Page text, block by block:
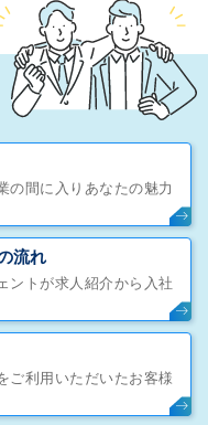
の間に入りあなたの魅力
流れ
ントが求人紹介から入社
ご利用いただいたお客様